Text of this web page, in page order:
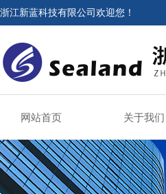
浙江新蓝科技有限公司欢迎您！
网站首页 关于我们